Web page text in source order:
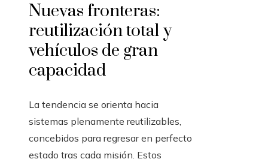
Nuevas fronteras:
reutilización total y
vehículos de gran
capacidad
La tendencia se orienta hacia
sistemas plenamente reutilizables,
concebidos para regresar en perfecto
estado tras cada misión. Estos